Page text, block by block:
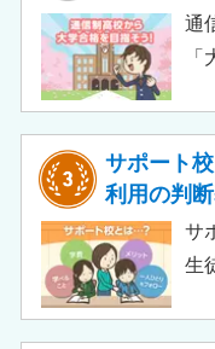
ら
う
通
の
て
い
あ
サポート
利用の判
サ
生